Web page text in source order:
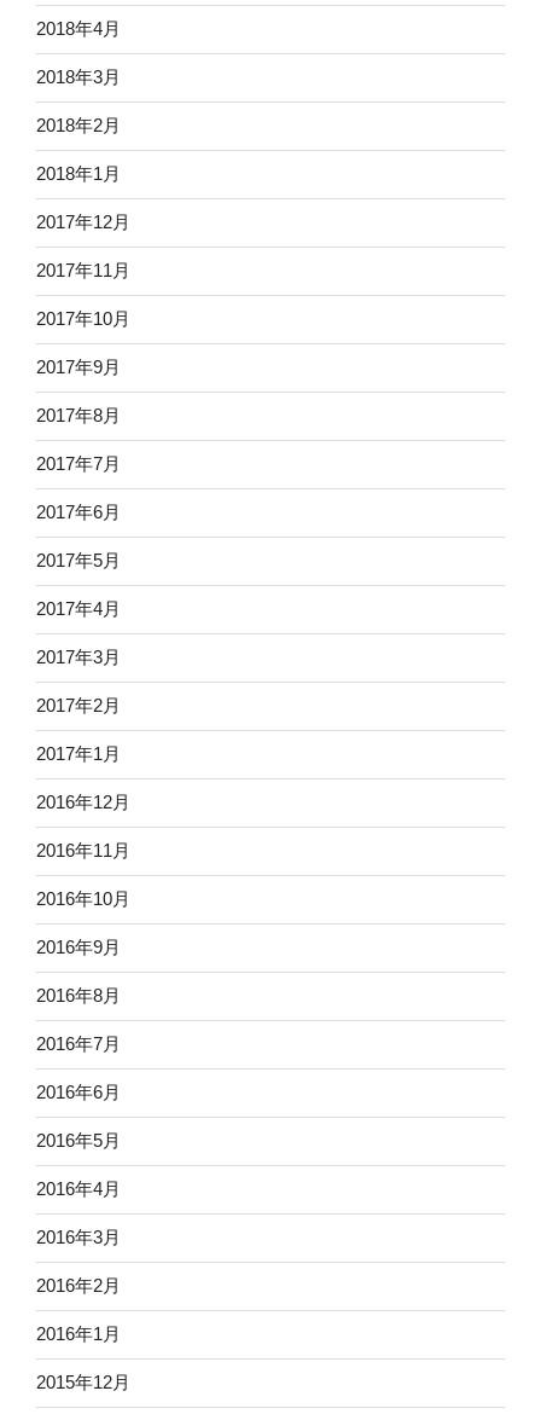
2018年4月
2018年3月
2018年2月
2018年1月
2017年12月
2017年11月
2017年10月
2017年9月
2017年8月
2017年7月
2017年6月
2017年5月
2017年4月
2017年3月
2017年2月
2017年1月
2016年12月
2016年11月
2016年10月
2016年9月
2016年8月
2016年7月
2016年6月
2016年5月
2016年4月
2016年3月
2016年2月
2016年1月
2015年12月